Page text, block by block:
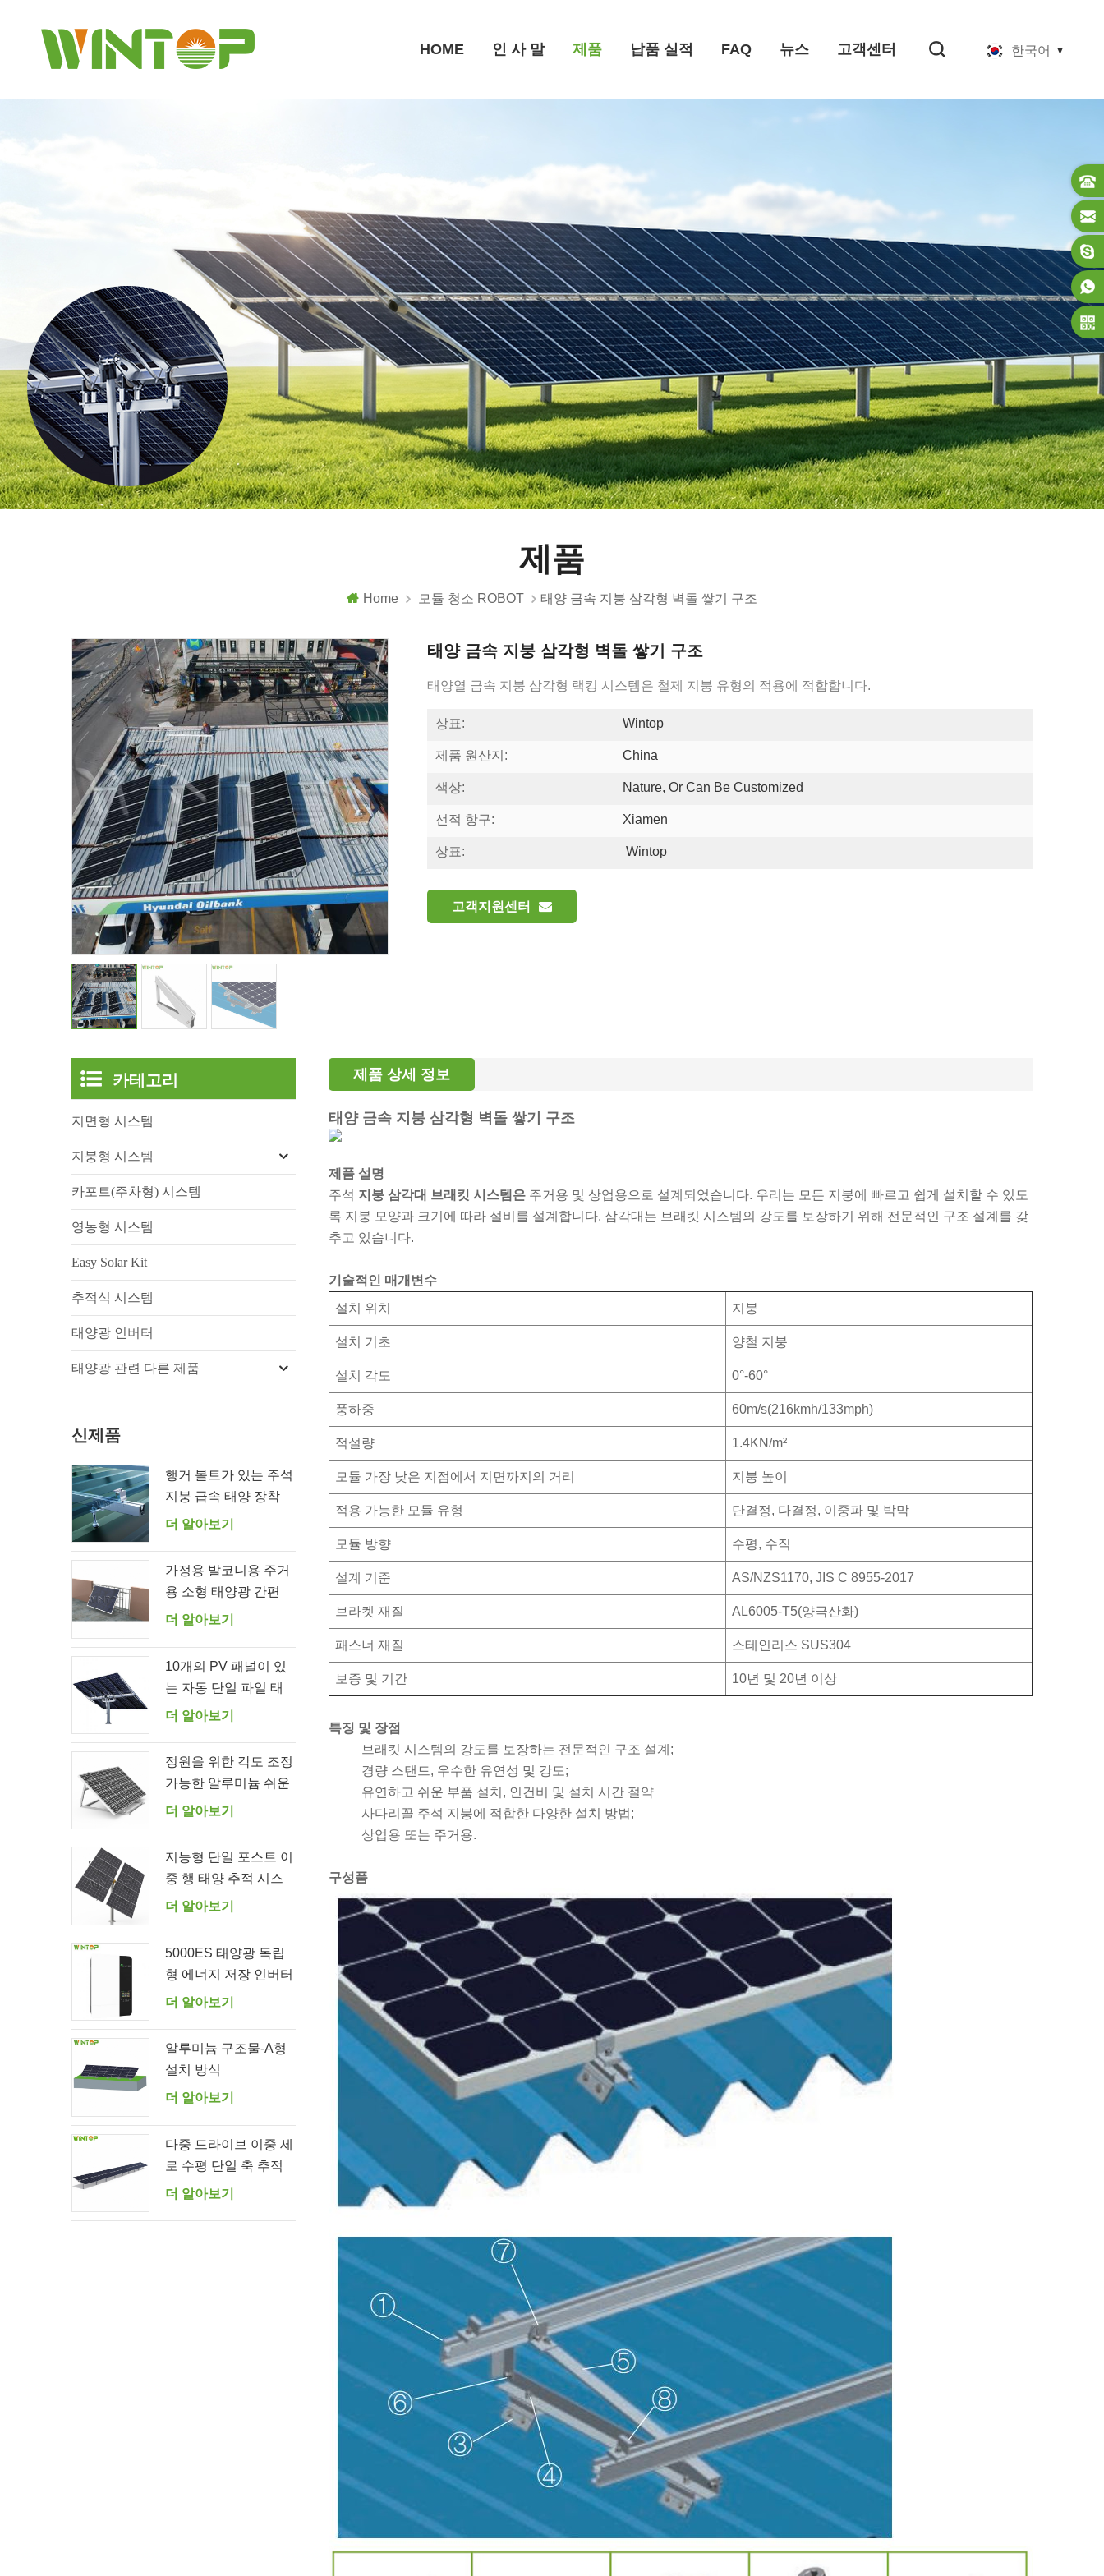
한국어
HOME 인 사 말 제품 납품 실적 FAQ 뉴스 고객센터
제품
Home 모듈 청소 ROBOT 태양 금속 지붕 삼각형 벽돌 쌓기 구조
태양 금속 지붕 삼각형 벽돌 쌓기 구조
태양열 금속 지붕 삼각형 랙킹 시스템은 철제 지붕 유형의 적용에 적합합니다.
상표: Wintop
제품 원산지: China
색상: Nature, Or Can Be Customized
선적 항구: Xiamen
상표: Wintop
고객지원센터
제품 상세 정보
태양 금속 지붕 삼각형 벽돌 쌓기 구조
제품 설명
주석 지붕 삼각대 브래킷 시스템은주거용 및 상업용으로 설계되었습니다. 우리는 모든 지붕에 빠르고 쉽게 설치할 수 있도
록 지붕 모양과 크기에 따라 설비를 설계합니다. 삼각대는 브래킷 시스템의 강도를 보장하기 위해 전문적인 구조 설계를 갖
추고 있습니다.
기술적인 매개변수
설치 위치
지붕
설치 기초 양철 지붕
설치 각도 0°-60°
풍하중 60m/s(216kmh/133mph)
적설량 1.4KN/m²
모듈 가장 낮은 지점에서 지면까지의 거리 지붕 높이
적용 가능한 모듈 유형 단결정, 다결정, 이중파 및 박막
모듈 방향 수평, 수직
설계 기준 AS/NZS1170, JIS C 8955-2017
브라켓 재질 AL6005-T5(양극산화)
패스너 재질 스테인리스 SUS304
보증 및 기간 10년 및 20년 이상
특징 및 장점
브래킷 시스템의 강도를 보장하는 전문적인 구조 설계;
경량 스탠드, 우수한 유연성 및 강도;
유연하고 쉬운 부품 설치, 인건비 및 설치 시간 절약
사다리꼴 주석 지붕에 적합한 다양한 설치 방법;
상업용 또는 주거용.
구성품
카테고리
지면형 시스템
지붕형 시스템
카포트(주차형) 시스템
영농형 시스템
Easy Solar Kit
추적식 시스템
태양광 인버터
태양광 관련 다른 제품
신제품
행거 볼트가 있는 주석
지붕 급속 태양 장착
시스템
더 알아보기
가정용 발코니용 주거
용 소형 태양광 간편
브라켓 키트
더 알아보기
10개의 PV 패널이 있
는 자동 단일 파일 태
양열 추적기
더 알아보기
정원을 위한 각도 조정
가능한 알루미늄 쉬운
태양 전지 패널 브래킷
더 알아보기
지능형 단일 포스트 이
중 행 태양 추적 시스
템
더 알아보기
5000ES 태양광 독립
형 에너지 저장 인버터
공급업체
더 알아보기
알루미늄 구조물-A형
설치 방식
더 알아보기
다중 드라이브 이중 세
로 수평 단일 축 추적
시스템
더 알아보기